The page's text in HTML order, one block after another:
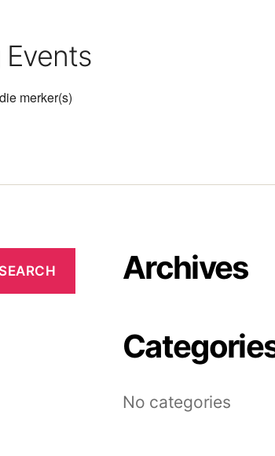
merker(s)
Archives
No categories